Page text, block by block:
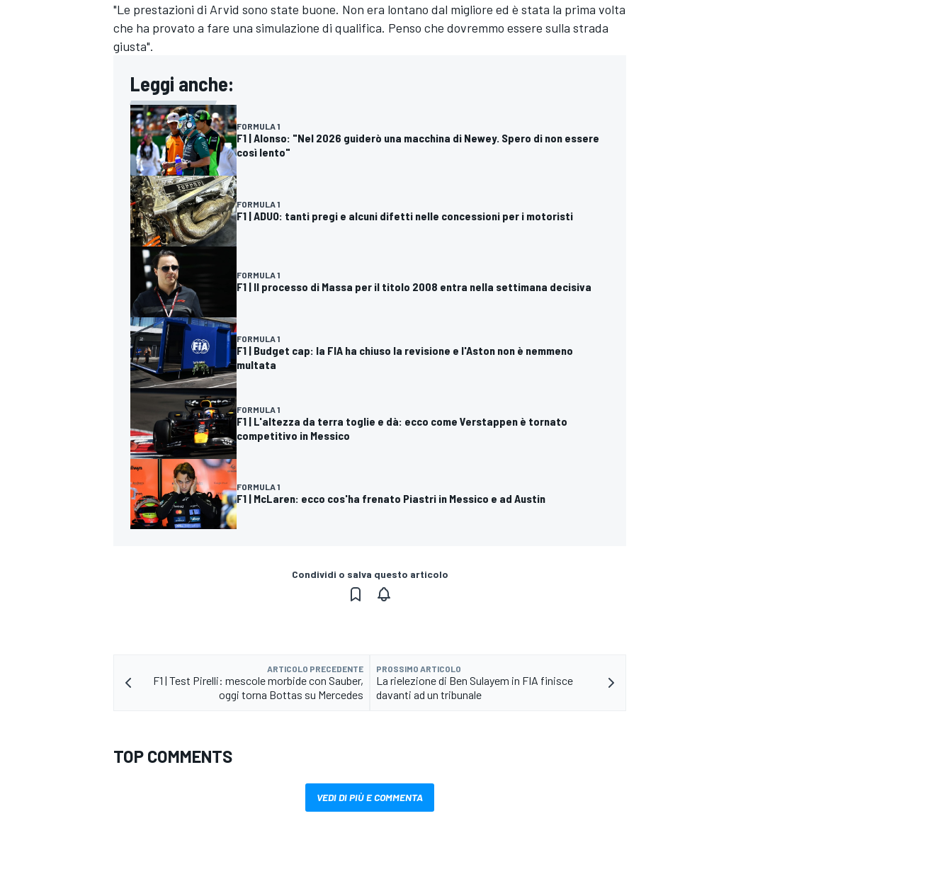
MONOMARCA
RALLY
"Le prestazioni di Arvid sono state buone. Non era lontano dal migliore ed è stata la prima volta
che ha provato a fare una simulazione di qualifica. Penso che dovremmo essere sulla strada
giusta".
Leggi anche:
FORMULA 1
F1 | Alonso: "Nel 2026 guiderò una macchina di Newey. Spero di non essere
così lento"
FORMULA 1
F1 | ADUO: tanti pregi e alcuni difetti nelle concessioni per i motoristi
FORMULA 1
F1 | Il processo di Massa per il titolo 2008 entra nella settimana decisiva
FORMULA 1
F1 | Budget cap: la FIA ha chiuso la revisione e l'Aston non è nemmeno
multata
FORMULA 1
F1 | L'altezza da terra toglie e dà: ecco come Verstappen è tornato
competitivo in Messico
FORMULA 1
F1 | McLaren: ecco cos'ha frenato Piastri in Messico e ad Austin
Condividi o salva questo articolo
ARTICOLO PRECEDENTE
F1 | Test Pirelli: mescole morbide con Sauber,
oggi torna Bottas su Mercedes
PROSSIMO ARTICOLO
La rielezione di Ben Sulayem in FIA finisce
davanti ad un tribunale
TOP COMMENTS
VEDI DI PIÙ E COMMENTA